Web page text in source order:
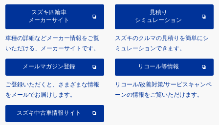
スズキ四輪車
メーカーサイト
車種の詳細などメーカー情報をご覧
いただける、メーカーサイトです。
見積り
シミュレーション
スズキのクルマの見積りを簡単にシ
ミュレーションできます。
メールマガジン登録
ご登録いただくと、さまざまな情報
をメールでお届けします。
リコール等情報
リコール/改善対策/サービスキャンペ
ーンの情報をご覧いただけます。
スズキ中古車情報サイト